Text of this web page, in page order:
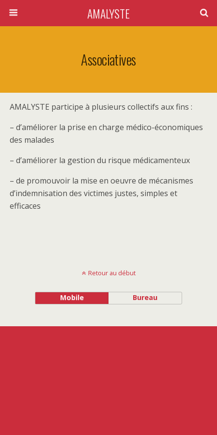
AMALYSTE
Associatives
AMALYSTE participe à plusieurs collectifs aux fins :
– d’améliorer la prise en charge médico-économiques
des malades
– d’améliorer la gestion du risque médicamenteux
– de promouvoir la mise en oeuvre de mécanismes
d’indemnisation des victimes justes, simples et
efficaces
Retour au début
Mobile Bureau